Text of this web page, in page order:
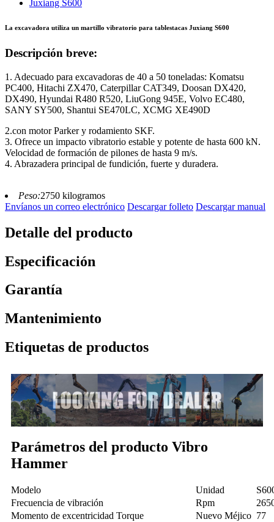
La excavadora utiliza un martillo vibratorio para tablestacas Juxiang S600
Descripción breve:
1. Adecuado para excavadoras de 40 a 50 toneladas: Komatsu
PC400, Hitachi ZX470, Caterpillar CAT349, Doosan DX420,
DX490, Hyundai R480 R520, LiuGong 945E, Volvo EC480,
SANY SY500, Shantui SE470LC, XCMG XE490D
2.con motor Parker y rodamiento SKF.
3. Ofrece un impacto vibratorio estable y potente de hasta 600 kN.
Velocidad de formación de pilones de hasta 9 m/s.
4. Abrazadera principal de fundición, fuerte y duradera.
Peso:2750 kilogramos
Envíanos un correo electrónico Descargar folleto Descargar manual
Detalle del producto
Especificación
Garantía
Mantenimiento
Etiquetas de productos
Parámetros del producto Vibro
Hammer
Modelo Unidad
Frecuencia de vibración
Rpm
Momento de excentricidad Torque
Nuevo Méjico 77